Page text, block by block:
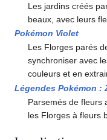
Les jardins créés
beaux, avec leurs
Pokémon Violet
Les Florges parés
synchroniser avec
couleurs et en
Légendes Pokémon :
Parsemés de fleurs
les Florges à fleurs